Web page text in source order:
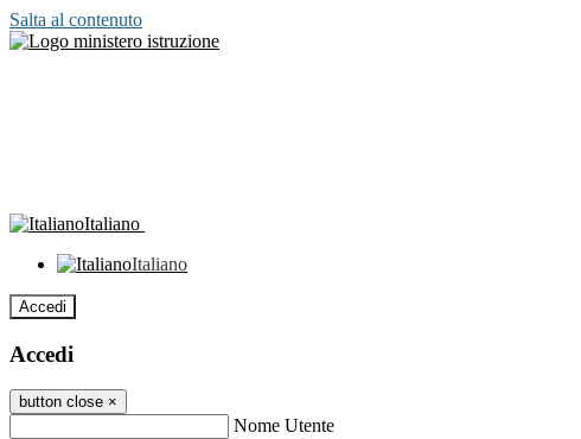
Salta al contenuto
Italiano
Italiano
Accedi
Accedi
button close ×
Nome Utente